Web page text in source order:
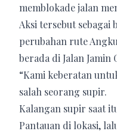
memblokade jalan
Aksi tersebut
perubahan rute
berada di Jalan
“Kami keberatan
salah seorang supir.
Kalangan supir saat
Pantauan di lokasi,